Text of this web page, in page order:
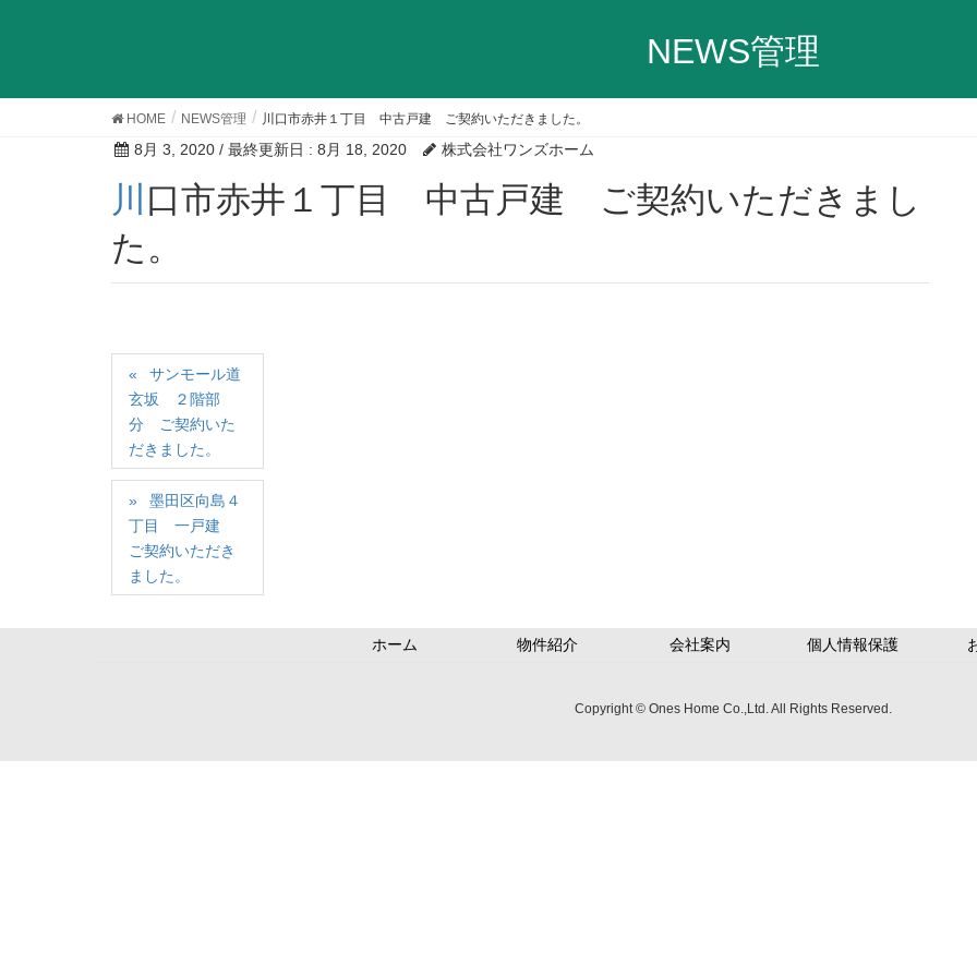
NEWS管理
HOME NEWS管理 川口市赤井１丁目 中古戸建 ご契約いただきました。
8月 3, 2020 / 最終更新日 : 8月 18, 2020 株式会社ワンズホーム
川口市赤井１丁目 中古戸建 ご契約いただきまし
た。
サンモール道
玄坂 ２階部
分 ご契約いた
だきました。
墨田区向島４
丁目 一戸建
ご契約いただき
ました。
ホーム 物件紹介 会社案内 個人情報保護
Copyright © Ones Home Co.,Ltd. All Rights Reserved.